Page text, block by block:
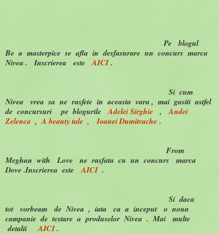
Pe blogul
Be a masterpice se afla in desfasurare un concurs marca
Nivea . Inscrierea esteAICI.
Si cum
Nivea vrea sa ne rasfete in aceasta vara , mai gasiti astfel
de concursuri pe blogurileAdelei Sirghie ,Andei
Zelenca ,A beauty tale , Ioanei Dumitrache .
From
Meghan with Love ne rasfata cu un concurs marca
Dove .Inscrierea esteAICI.
Si daca
tot vorbeam de Nivea , iata ca a inceput o noua
campanie de testare a produselor Nivea . Mai multe
detaliiAICI.